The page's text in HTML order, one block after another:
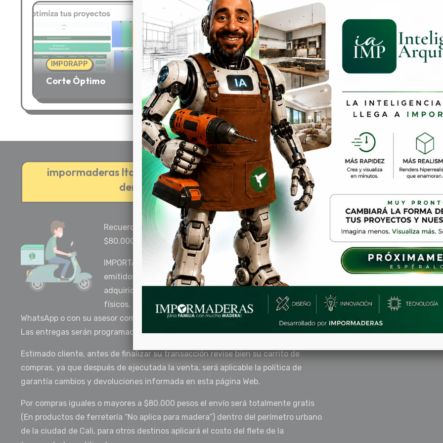
IMPORAPP
Corte Óptimo
IMPORAPP
¡Pago seguro!
impormaderas ltda 2019 – cali colombia – todos los
derechos reservados.
Recuerda que la compra mínima por este sitio es de
$80.000 pesos.
IMPORTANTE: Por motivos del COVID-19 y los decretos
emitidos por el Gobierno Nacional, la recogida del material
adquirido en la tienda online y/o demás medios digitales o
físicos, deberá ser programado por el cliente a través de
WhatsApp o con su asesor comercial.
Las entregas serán programadas a partir del jueves 30 de Abril de 2020.
Estimado cliente, antes de finalizar su transacción revise bien su carrito de
compras, ya que después de ejecutada la venta, será aplicable la política de
garantía cambios y devoluciones informada en esta página Web.
Por compras iguales o mayores a $80.000 pesos el envío será totalmente gratis
(En productos de ferretería “No aplica para madera”) dentro del perímetro urbano
de la ciudad de Cali, para otros destinos aplicará el costo del flete de la